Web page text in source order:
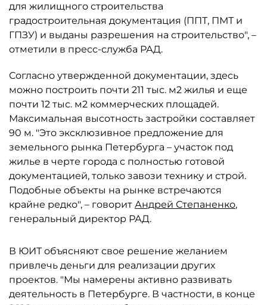
для жилищного строительства
градостроительная документация (ППТ, ПМТ и
ГПЗУ) и выданы разрешения на строительство", –
отметили в пресс-служба РАД.
Согласно утвержденной документации, здесь
можно построить почти 211 тыс. м2 жилья и еще
почти 12 тыс. м2 коммерческих площадей.
Максимальная высотность застройки составляет
90 м. "Это эксклюзивное предложение для
земельного рынка Петербурга – участок под
жилье в черте города с полностью готовой
документацией, только завози технику и строй.
Подобные объекты на рынке встречаются
крайне редко", – говорит Андрей Степаненко,
генеральный директор РАД.
В ЮИТ объясняют свое решение желанием
привлечь деньги для реализации других
проектов. "Мы намерены активно развивать
деятельность в Петербурге. В частности, в конце